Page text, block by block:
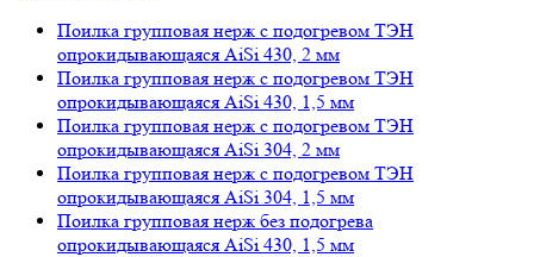
Поилка групповая нерж с подогревом ТЭН
опрокидывающаяся AiSi 430, 2 мм
Поилка групповая нерж с подогревом ТЭН
опрокидывающаяся AiSi 430, 1,5 мм
Поилка групповая нерж с подогревом ТЭН
опрокидывающаяся AiSi 304, 2 мм
Поилка групповая нерж с подогревом ТЭН
опрокидывающаяся AiSi 304, 1,5 мм
Поилка групповая нерж без подогрева
опрокидывающаяся AiSi 430, 1,5 мм